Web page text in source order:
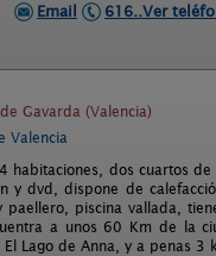
Email
616..Ver
de Gavarda (Valencia)
Valencia
dos cuartos
y dvd, dispone de
piscina vallada,
a unos 60 Km de la
Lago de Anna, y a penas 3